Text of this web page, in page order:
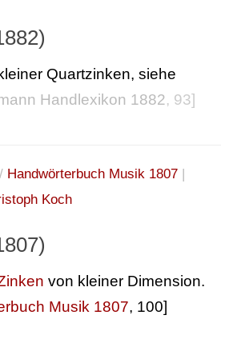
Quartzinken, siehe
Handlexikon 1882, 93]
/ Handwörterbuch Musik 1807 |
Koch
von kleiner Dimension.
Musik 1807, 100]